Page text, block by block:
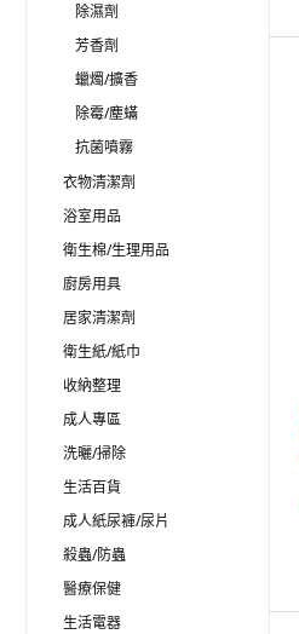
除濕劑
芳香劑
蠟燭/擴香
除霉/塵蟎
抗菌噴霧
衣物清潔劑
浴室用品
衛生棉/生理用品
廚房用具
居家清潔劑
衛生紙/紙巾
收納整理
成人專區
洗曬/掃除
生活百貨
成人紙尿褲/尿片
殺蟲/防蟲
醫療保健
生活電器